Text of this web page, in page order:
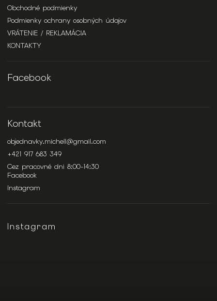
Obchodné podmienky
Podmienky ochrany osobných údajov
VRÁTENIE / REKLAMÁCIA
KONTAKTY
Facebook
Kontakt
objednavky.michell@gmail.com
+421 917 683 349
Cez pracovné dni 8:00-14:30
Facebook
Instagram
Instagram